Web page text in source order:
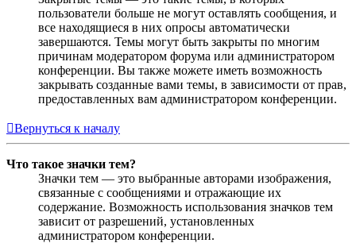
пользователи больше не могут оставлять сообщения, и
все находящиеся в них опросы автоматически
завершаются. Темы могут быть закрыты по многим
причинам модератором форума или администратором
конференции. Вы также можете иметь возможность
закрывать созданные вами темы, в зависимости от прав,
предоставленных вам администратором конференции.
Вернуться к началу
Что такое значки тем?
Значки тем — это выбранные авторами изображения,
связанные с сообщениями и отражающие их
содержание. Возможность использования значков тем
зависит от разрешений, установленных
администратором конференции.